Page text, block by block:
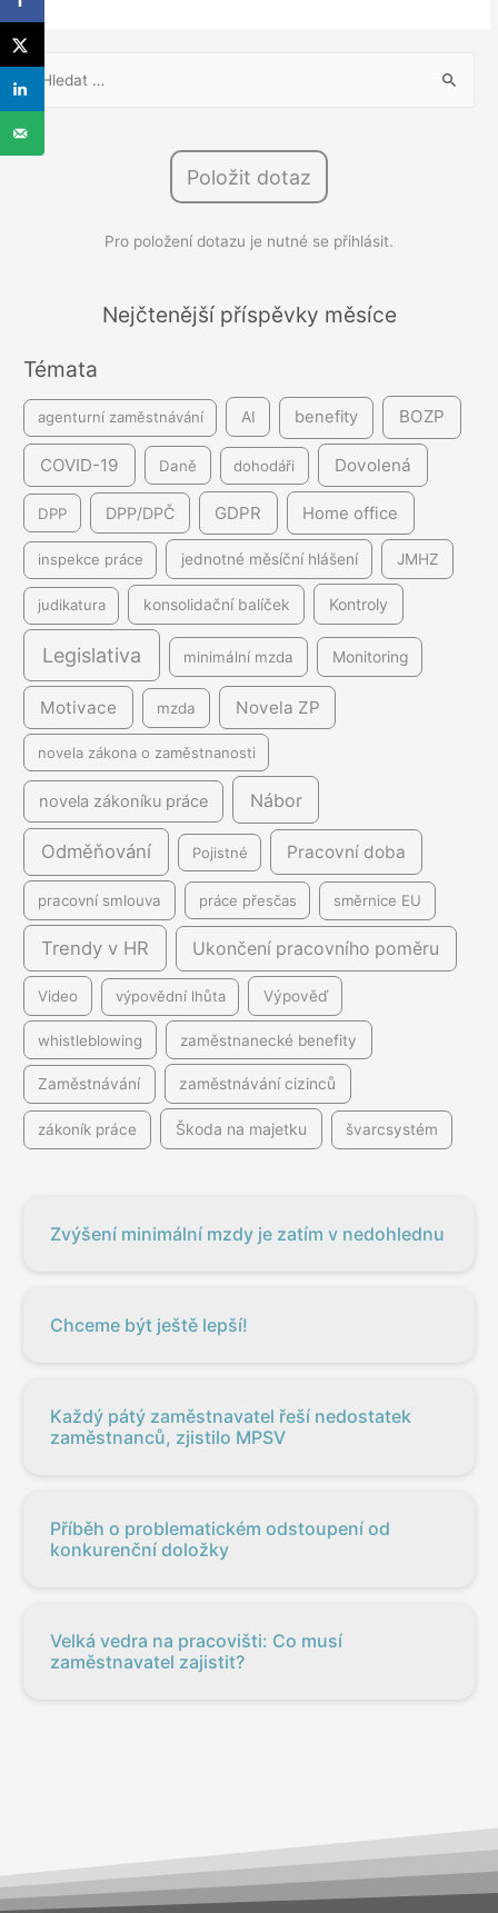
V
y
h
l
í
Položit dotaz
Pro položení dotazu je nutné se přihlásit.
Nejčtenější příspěvky měsíce
Témata
agenturní zaměstnávání AI benefity BOZP
COVID-19 Daně dohodáři Dovolená
DPP DPP/DPČ GDPR Home office
inspekce práce jednotné měsíční hlášení JMHZ
judikatura konsolidační balíček Kontroly
Legislativa minimální mzda Monitoring
Motivace mzda Novela ZP
novela zákona o zaměstnanosti
novela zákoníku práce Nábor
Odměňování Pojistné Pracovní doba
pracovní smlouva práce přesčas směrnice EU
Trendy v HR Ukončení pracovního poměru
Video výpovědní lhůta Výpověď
whistleblowing zaměstnanecké benefity
Zaměstnávání zaměstnávání cizinců
zákoník práce Škoda na majetku švarcsystém
Zvýšení minimální mzdy je zatím v nedohlednu
Chceme být ještě lepší!
Každý pátý zaměstnavatel řeší nedostatek
zaměstnanců, zjistilo MPSV
Příběh o problematickém odstoupení od
konkurenční doložky
Velká vedra na pracovišti: Co musí
zaměstnavatel zajistit?